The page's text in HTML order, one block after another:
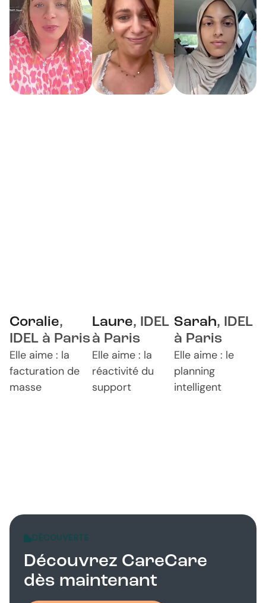
Coralie,
IDEL à Paris
Elle aime : la
facturation de
masse
Laure, IDEL
à Paris
Elle aime : la
réactivité du
support
Sarah, IDEL
à Paris
Elle aime : le
planning
intelligent
DÉCOUVERTE
Découvrez CareCare
dès maintenant